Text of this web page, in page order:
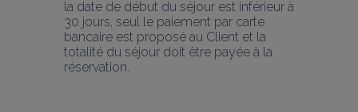
la date de début du séjour est inférieur à
30 jours, seul le paiement par carte
bancaire est proposé au Client et la
totalité du séjour doit être payée à la
réservation.